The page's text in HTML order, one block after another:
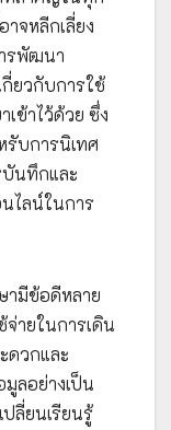
จหลีกเลี่ยง
รพัฒนา
ยวกับการใช้
ข้าไว้ด้วย ซึ่ง
บการนิเทศ
บันทึกและ
ไลน์ในการ
ามีข้อดีหลาย
จ่ายในการเดิน
ดวกและ
ลอย่างเป็น
ปลี่ยนเรียนรู้